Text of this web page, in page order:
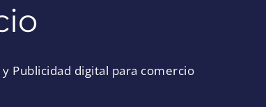
Publicidad digital para comercio